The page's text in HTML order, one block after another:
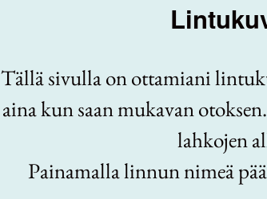
Tällä sivulla on ottamiani
aina kun saan mukavan
lahkojen
Painamalla linnun nimeä